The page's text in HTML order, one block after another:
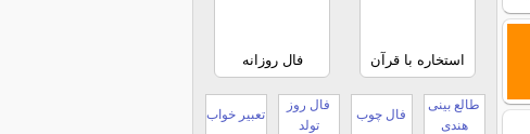
استخاره با قرآن فال روزانه
طالع بینی
هندی
فال چوب
فال روز
تولد
تعبیر خواب